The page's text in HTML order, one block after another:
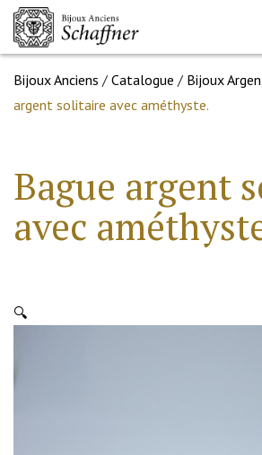
Bijoux Anciens / Catalogue / Bijoux
argent solitaire avec améthyste.
Bague argent
avec
🔍